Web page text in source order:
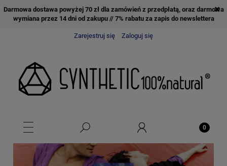
Darmowa dostawa powyżej 70 zł dla zamówień z przedpłatą, oraz darmowa
wymiana przez 14 dni od zakupu // 7% rabatu za zapis do newslettera
Zarejestruj się Zaloguj się